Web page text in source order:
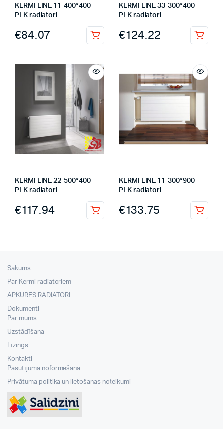
KERMI LINE 11-400*400
PLK radiatori
€84.07
KERMI LINE 33-300*400
PLK radiatori
€124.22
KERMI LINE 22-500*400
PLK radiatori
€117.94
KERMI LINE 11-300*900
PLK radiatori
€133.75
Sākums
Par Kermi radiatoriem
APKURES RADIATORI
Dokumenti
Par mums
Uzstādīšana
Līzings
Kontakti
Pasūtījuma noformēšana
Privātuma politika un lietošanas noteikumi